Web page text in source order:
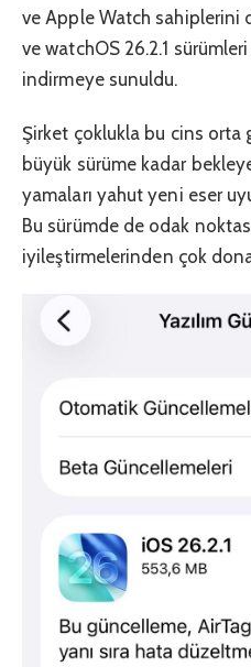
ve Apple Watch sahiplerini
ve watchOS 26.2.1
indirmeye sunuldu.
Şirket çoklukla bu cins orta
büyük sürüme kadar
yamaları yahut yeni eser
Bu sürümde de odak
iyileştirmelerinden çok